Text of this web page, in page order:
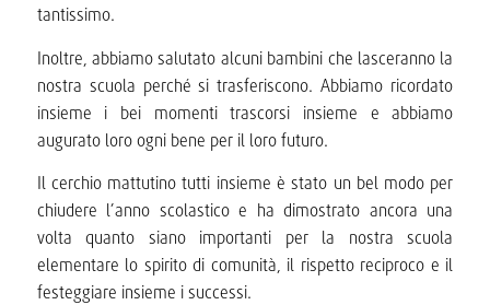
tantissimo.
Inoltre, abbiamo salutato alcuni bambini che lasceranno la
nostra scuola perché si trasferiscono. Abbiamo ricordato
insieme i bei momenti trascorsi insieme e abbiamo
augurato loro ogni bene per il loro futuro.
Il cerchio mattutino tutti insieme è stato un bel modo per
chiudere l’anno scolastico e ha dimostrato ancora una
volta quanto siano importanti per la nostra scuola
elementare lo spirito di comunità, il rispetto reciproco e il
festeggiare insieme i successi.